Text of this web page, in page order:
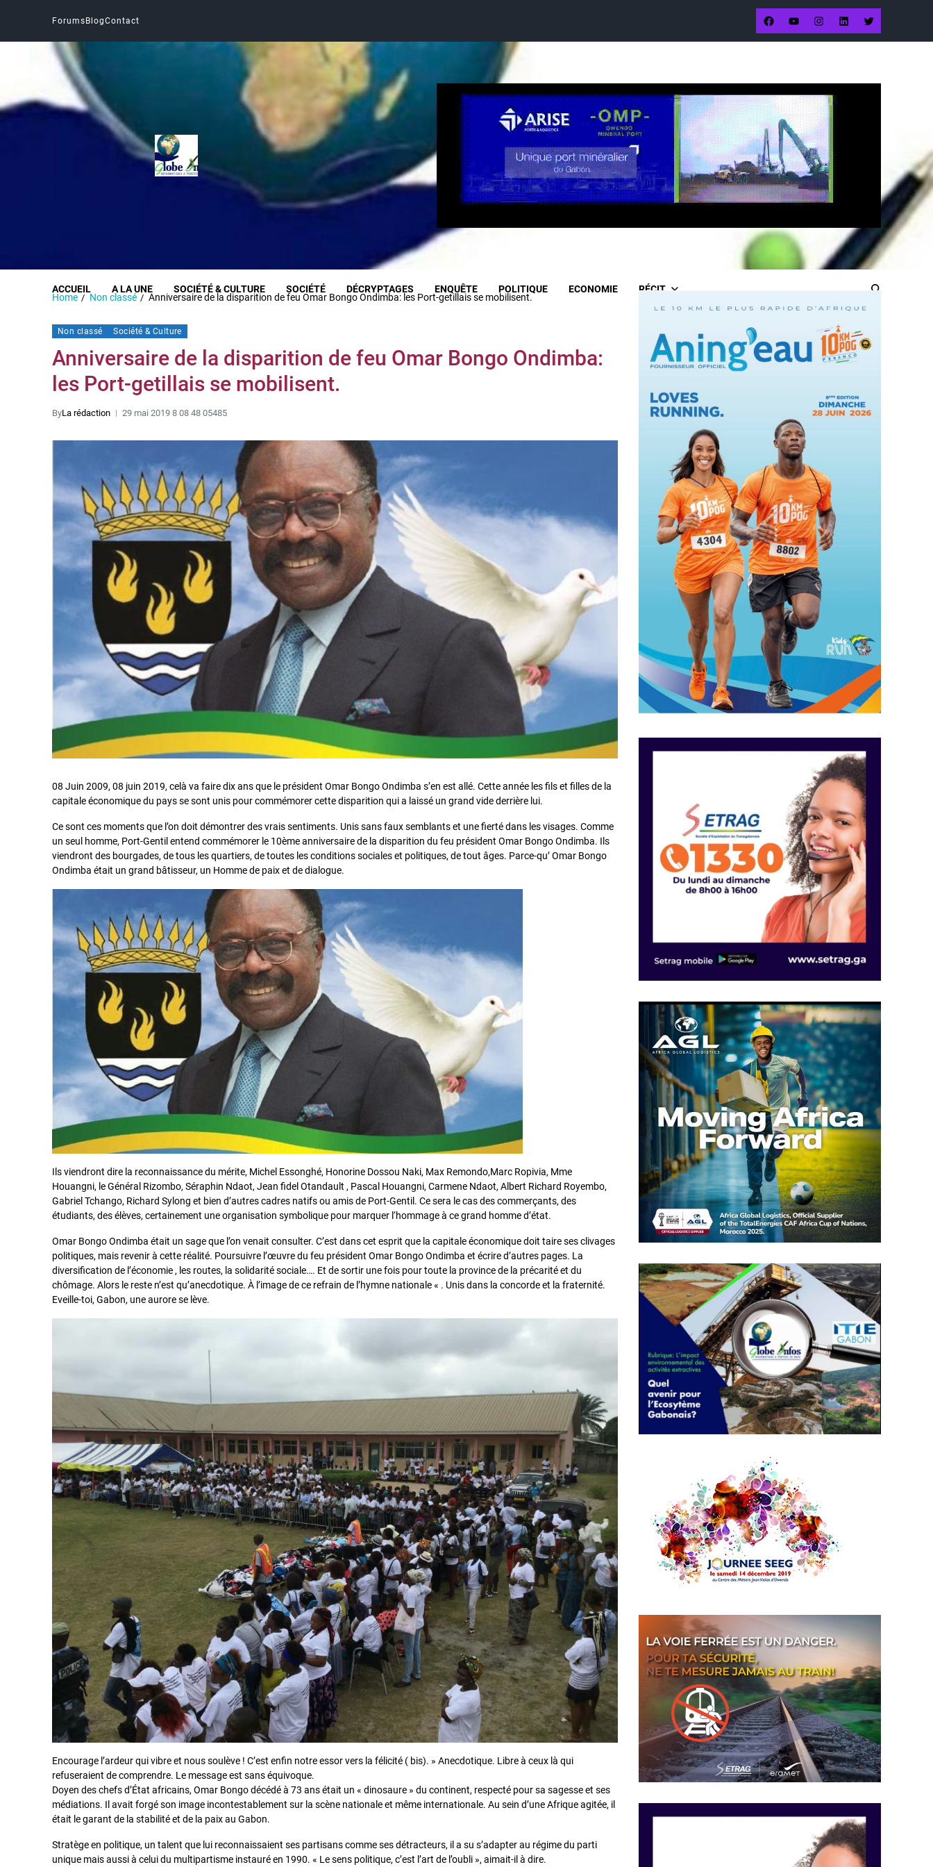
Forums BlogContact
ACCUEIL A LA UNE SOCIÉTÉ & CULTURE SOCIÉTÉ DÉCRYPTAGES ENQUÊTE POLITIQUE ECONOMIE RÉCIT
Home Non classé Anniversaire de la disparition de feu Omar Bongo Ondimba: les Port-getillais se mobilisent.
Non classé Société & Culture
Anniversaire de la disparition de feu Omar Bongo Ondimba:
les Port-getillais se mobilisent.
ByLa rédaction 29 mai 2019 8 08 48 05485
08 Juin 2009, 08 juin 2019, celà va faire dix ans que le président Omar Bongo Ondimba s’en est allé. Cette année les fils et filles de la
capitale économique du pays se sont unis pour commémorer cette disparition qui a laissé un grand vide derrière lui.
Ce sont ces moments que l’on doit démontrer des vrais sentiments. Unis sans faux semblants et une fierté dans les visages. Comme
un seul homme, Port-Gentil entend commémorer le 10ème anniversaire de la disparition du feu président Omar Bongo Ondimba. Ils
viendront des bourgades, de tous les quartiers, de toutes les conditions sociales et politiques, de tout âges. Parce-qu’ Omar Bongo
Ondimba était un grand bâtisseur, un Homme de paix et de dialogue.
Ils viendront dire la reconnaissance du mérite, Michel Essonghé, Honorine Dossou Naki, Max Remondo,Marc Ropivia, Mme
Houangni, le Général Rizombo, Séraphin Ndaot, Jean fidel Otandault , Pascal Houangni, Carmene Ndaot, Albert Richard Royembo,
Gabriel Tchango, Richard Sylong et bien d’autres cadres natifs ou amis de Port-Gentil. Ce sera le cas des commerçants, des
étudiants, des élèves, certainement une organisation symbolique pour marquer l‘hommage à ce grand homme d’état.
Omar Bongo Ondimba était un sage que l’on venait consulter. C’est dans cet esprit que la capitale économique doit taire ses clivages
politiques, mais revenir à cette réalité. Poursuivre l’œuvre du feu président Omar Bongo Ondimba et écrire d’autres pages. La
diversification de l’économie , les routes, la solidarité sociale…. Et de sortir une fois pour toute la province de la précarité et du
chômage. Alors le reste n’est qu’anecdotique. À l’image de ce refrain de l’hymne nationale « . Unis dans la concorde et la fraternité.
Eveille-toi, Gabon, une aurore se lève.
Encourage l’ardeur qui vibre et nous soulève ! C’est enfin notre essor vers la félicité ( bis). » Anecdotique. Libre à ceux là qui
refuseraient de comprendre. Le message est sans équivoque.
Doyen des chefs d’État africains, Omar Bongo décédé à 73 ans était un « dinosaure » du continent, respecté pour sa sagesse et ses
médiations. Il avait forgé son image incontestablement sur la scène nationale et même internationale. Au sein d’une Afrique agitée, il
était le garant de la stabilité et de la paix au Gabon.
Stratège en politique, un talent que lui reconnaissaient ses partisans comme ses détracteurs, il a su s’adapter au régime du parti
unique mais aussi à celui du multipartisme instauré en 1990. « Le sens politique, c’est l’art de l’oubli », aimait-il à dire.